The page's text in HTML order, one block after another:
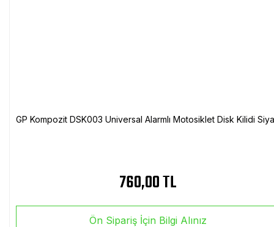
GP Kompozit DSK003 Universal Alarmlı Motosiklet Disk Kilidi
760,00 TL
Ön Sipariş İçin Bilgi Alınız